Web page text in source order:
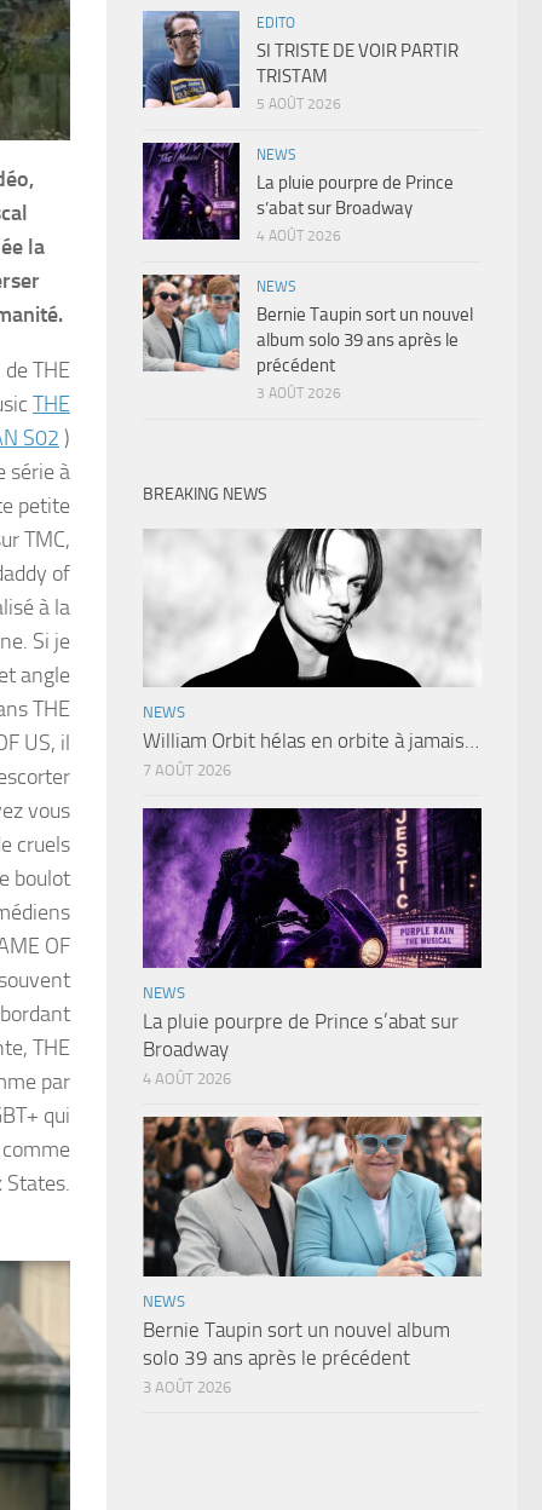
la
THE
THE
S02 )
série à
petite
TMC,
of
à la
Si je
angle
THE
US, il
vous
cruels
boulot
OF
THE
par
qui
States.
EDITO
SI TRISTE DE VOIR PARTIR
TRISTAM
5 AOÛT 2026
NEWS
La pluie pourpre de Prince
s’abat sur Broadway
4 AOÛT 2026
NEWS
Bernie Taupin sort un nouvel
album solo 39 ans après le
précédent
3 AOÛT 2026
BREAKING NEWS
NEWS
William Orbit hélas en orbite à jamais…
7 AOÛT 2026
NEWS
La pluie pourpre de Prince s’abat sur
Broadway
4 AOÛT 2026
NEWS
Bernie Taupin sort un nouvel album
solo 39 ans après le précédent
3 AOÛT 2026